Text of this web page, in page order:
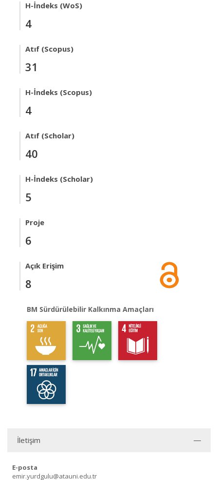
H-İndeks (WoS)
4
Atıf (Scopus)
31
H-İndeks (Scopus)
4
Atıf (Scholar)
40
H-İndeks (Scholar)
5
Proje
6
Açık Erişim
8
BM Sürdürülebilir Kalkınma Amaçları
İletişim
E-posta
emir.yurdgulu@atauni.edu.tr